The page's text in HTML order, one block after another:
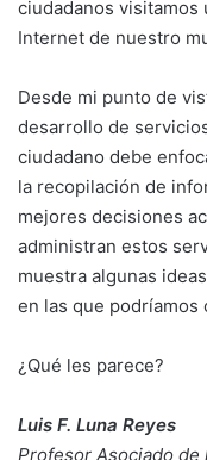
ciudadanos visitamos
Internet de nuestro
Desde mi punto de
desarrollo de
ciudadano debe
la recopilación de
mejores decisiones
administran estos
muestra algunas
en las que
¿Qué les parece?
Luis F. Luna Reyes
Profesor Asociado de